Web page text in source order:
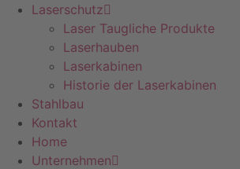
Laserschutz
Laser Taugliche Produkte
Laserhauben
Laserkabinen
Historie der Laserkabinen
Stahlbau
Kontakt
Home
Unternehmen